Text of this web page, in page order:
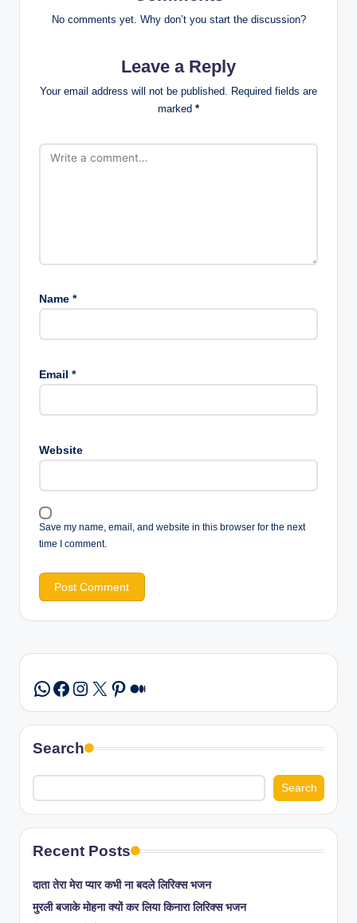
No comments yet. Why don’t you start the discussion?
Leave a Reply
Your email address will not be published. Required fields are
marked *
Name *
Email *
Website
Save my name, email, and website in this browser for the next
time I comment.
WhatsApp
Facebook
Instagram
X Pinterest
Medium
Search
Search
Recent Posts
दाता तेरा मेरा प्यार कभी ना बदले लिरिक्स भजन
मुरली बजाके मोहना क्यों कर लिया किनारा लिरिक्स भजन